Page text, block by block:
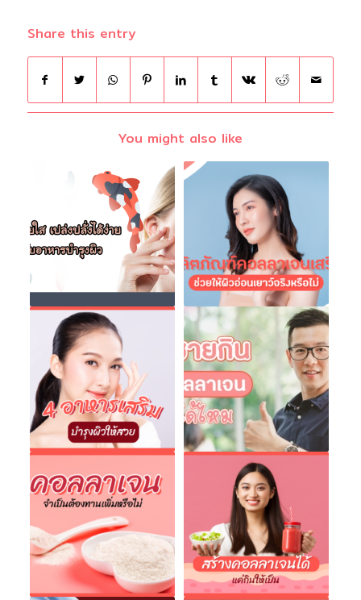
Share this entry
You might also like